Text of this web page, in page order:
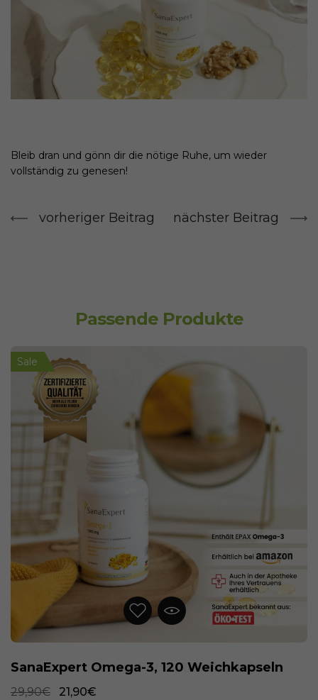
Bleib dran und gönn dir die nötige Ruhe, um wieder
vollständig zu genesen!
vorheriger Beitrag nächster Beitrag
Passende Produkte
Sale
SanaExpert Omega-3, 120 Weichkapseln
29,90€ 21,90€